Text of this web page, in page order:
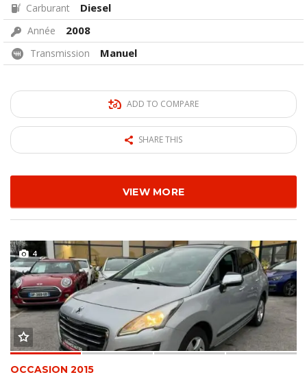
Carburant Diesel
Année 2008
Transmission Manuel
ADD TO COMPARE
SHARE THIS
VIEW MORE
4
OCCASION 2015